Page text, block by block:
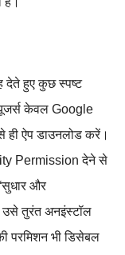
देते हुए कुछ स्पष्ट
केवल Google
ही ऐप डाउनलोड करें।
Permission देने से
और
उसे तुरंत अनइंस्टॉल
परमिशन भी डिसेबल